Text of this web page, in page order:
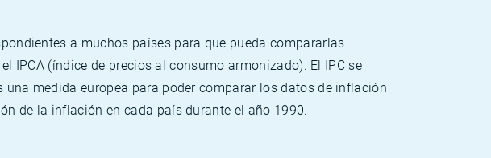
a muchos países para que pueda compararlas
IPCA (índice de precios al consumo armonizado). El IPC se
medida europea para poder comparar los datos de inflación
de la inflación en cada país durante el año 1990.